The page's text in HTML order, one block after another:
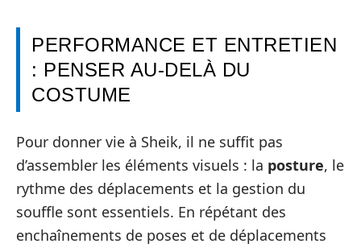
PERFORMANCE ET ENTRETIEN
: PENSER AU-DELÀ DU
COSTUME
Pour donner vie à Sheik, il ne suffit pas
d’assembler les éléments visuels : la posture, le
rythme des déplacements et la gestion du
souffle sont essentiels. En répétant des
enchaînements de poses et de déplacements